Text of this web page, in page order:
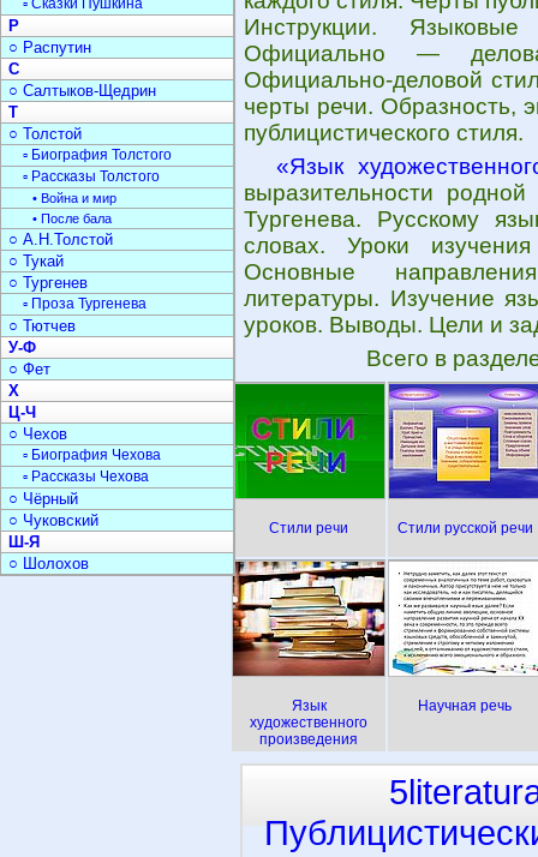
Инструкции.
Официально —
Официально-деловой
черты речи. Образность,
публицистического стиля.
«Язык
выразительности
Тургенева. Русскому
словах. Уроки
Основные
литературы. Изучение
уроков. Выводы. Цели и
Всего в
Стили речи Стили русской речи
Язык
художественного
произведения
Научная речь
▫ Сказки Пушкина
Р
○ Распутин
С
○ Салтыков-Щедрин
Т
○ Толстой
▫ Биография Толстого
▫ Рассказы Толстого
• Война и мир
• После бала
○ А.Н.Толстой
○ Тукай
○ Тургенев
▫ Проза Тургенева
○ Тютчев
У-Ф
○ Фет
Х
Ц-Ч
○ Чехов
▫ Биография Чехова
▫ Рассказы Чехова
○ Чёрный
○ Чуковский
Ш-Я
○ Шолохов